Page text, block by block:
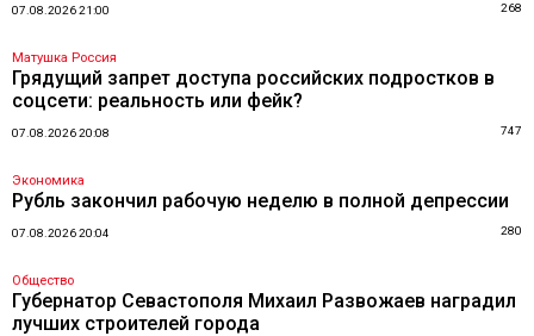
07.08.2026 21:00 268
Матушка Россия
Грядущий запрет доступа российских подростков в
соцсети: реальность или фейк?
07.08.2026 20:08 747
Экономика
Рубль закончил рабочую неделю в полной депрессии
07.08.2026 20:04 280
Общество
Губернатор Севастополя Михаил Развожаев наградил
лучших строителей города